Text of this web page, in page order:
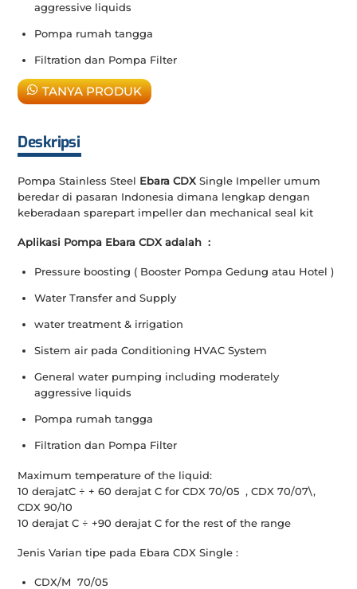
aggressive liquids
Pompa rumah tangga
Filtration dan Pompa Filter
TANYA PRODUK
Deskripsi
Pompa Stainless Steel Ebara CDX Single Impeller umum
beredar di pasaran Indonesia dimana lengkap dengan
keberadaan sparepart impeller dan mechanical seal kit
Aplikasi Pompa Ebara CDX adalah :
Pressure boosting ( Booster Pompa Gedung atau Hotel )
Water Transfer and Supply
water treatment & irrigation
Sistem air pada Conditioning HVAC System
General water pumping including moderately
aggressive liquids
Pompa rumah tangga
Filtration dan Pompa Filter
Maximum temperature of the liquid:
10 derajatC ÷ + 60 derajat C for CDX 70/05 , CDX 70/07\,
CDX 90/10
10 derajat C ÷ +90 derajat C for the rest of the range
Jenis Varian tipe pada Ebara CDX Single :
CDX/M 70/05